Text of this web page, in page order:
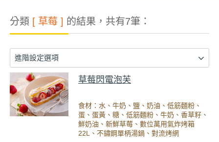
分類 [ 草莓 ] 的結果，共有7筆：
進階設定選項
草莓閃電泡芙
食材：水、牛奶、鹽、奶油、低筋麵粉、
蛋、蛋黃、糖、低筋麵粉、牛奶、香草籽、
鮮奶油、新鮮草莓、數位萬用氣炸烤箱
22L、不鏽鋼單柄湯鍋、對流烤網